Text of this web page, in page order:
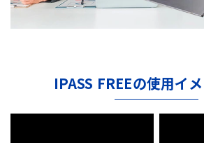
IPASS FREEの使用イ